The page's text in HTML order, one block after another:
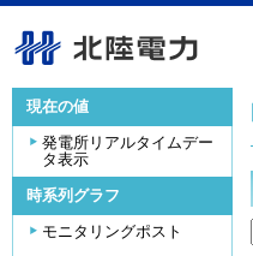
現在の値
発電所リアルタイムデー
タ表示
時系列グラフ
モニタリングポスト